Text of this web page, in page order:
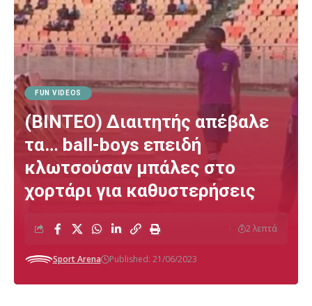
FUN VIDEOS
(ΒΙΝΤΕΟ) Διαιτητής απέβαλε
τα… ball-boys επειδή
κλωτσούσαν μπάλες στο
χορτάρι για καθυστερήσεις
Sport Arena Published: 21/06/2023
2 λεπτά